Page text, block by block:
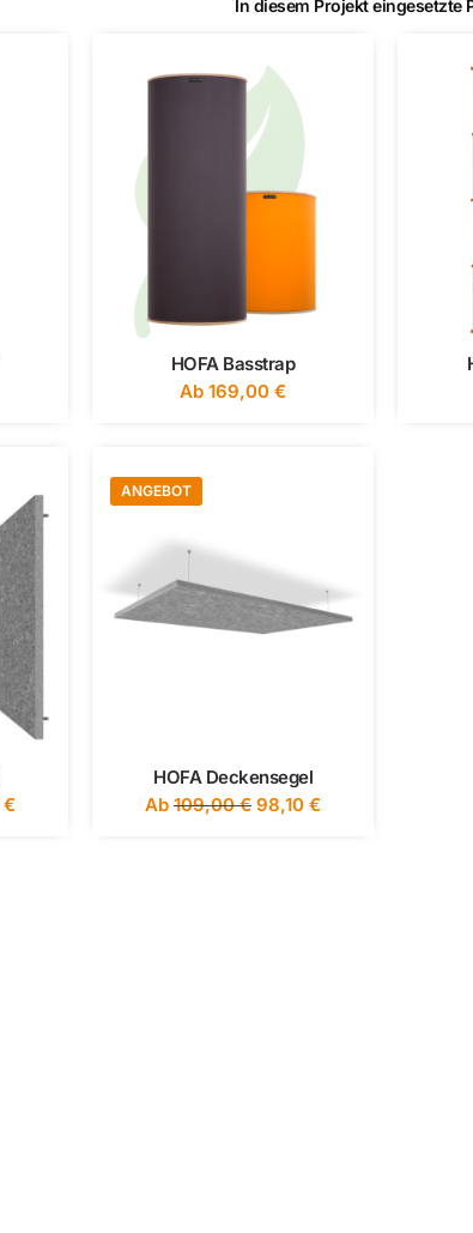
In diesem Projekt eingesetzte
HOFA Basstrap
Ab 169,00 €
€
ANGEBOT
HOFA Deckensegel
Ab 109,00€ 98,10 €